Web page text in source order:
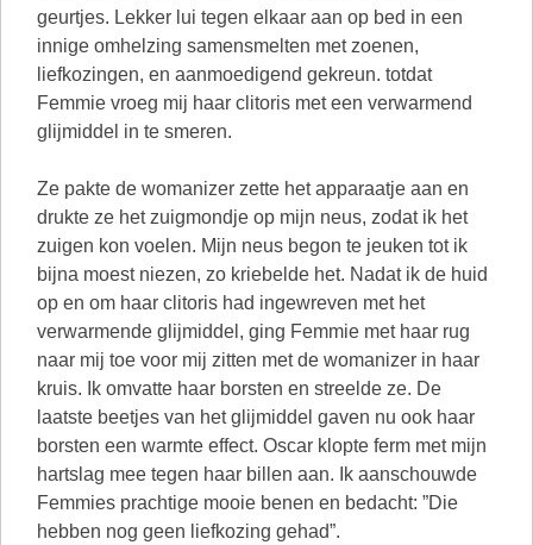
geurtjes. Lekker lui tegen elkaar aan op bed in een
innige omhelzing samensmelten met zoenen,
liefkozingen, en aanmoedigend gekreun. totdat
Femmie vroeg mij haar clitoris met een verwarmend
glijmiddel in te smeren.
Ze pakte de womanizer zette het apparaatje aan en
drukte ze het zuigmondje op mijn neus, zodat ik het
zuigen kon voelen. Mijn neus begon te jeuken tot ik
bijna moest niezen, zo kriebelde het. Nadat ik de huid
op en om haar clitoris had ingewreven met het
verwarmende glijmiddel, ging Femmie met haar rug
naar mij toe voor mij zitten met de womanizer in haar
kruis. Ik omvatte haar borsten en streelde ze. De
laatste beetjes van het glijmiddel gaven nu ook haar
borsten een warmte effect. Oscar klopte ferm met mijn
hartslag mee tegen haar billen aan. Ik aanschouwde
Femmies prachtige mooie benen en bedacht: ”Die
hebben nog geen liefkozing gehad”.